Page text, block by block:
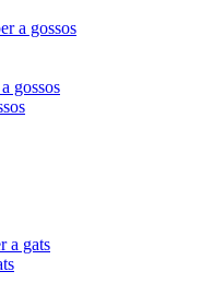
a gossos
gossos
a gats